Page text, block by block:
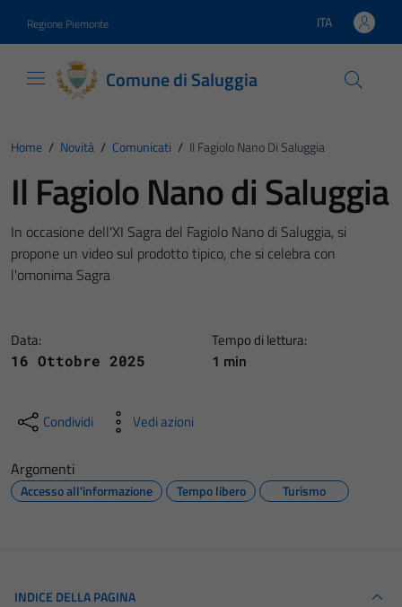
Regione Piemonte Lingua attiva:
ITA
Comune di Saluggia
Home / Novità / Comunicati / Il Fagiolo Nano Di Saluggia
Il Fagiolo Nano di Saluggia
In occasione dell'XI Sagra del Fagiolo Nano di Saluggia, si
propone un video sul prodotto tipico, che si celebra con
l'omonima Sagra
Data:
16 Ottobre 2025
Tempo di lettura:
1 min
Condividi Vedi azioni
Argomenti
Accesso all'informazione Tempo libero Turismo
INDICE DELLA PAGINA